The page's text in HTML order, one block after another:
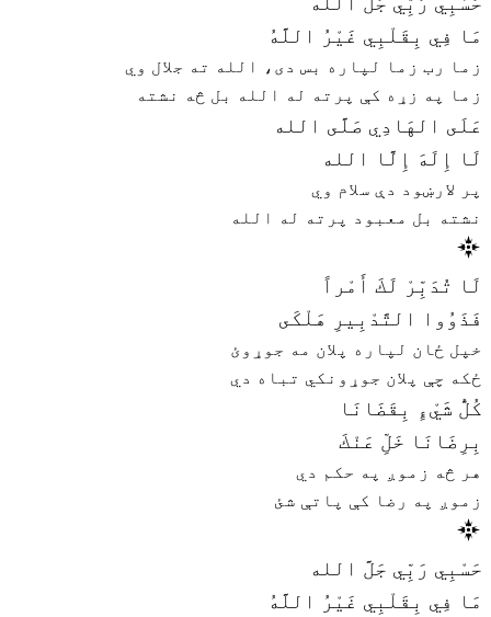
مَا فِي بِقَلْبِي غَيْرُ اللَّهُ
زما رب زما لپاره بس دی، الله ته جلال وي
زما په زړه کې پرته له الله بل څه نشته
عَلَى الهَادِي صَلَّى الله
لَا إِلَهَ إِلَّا الله
پر لارښود دې سلام وي
نشته بل معبود پرته له الله
لَا تُدَبِّرْ لَكَ أَمْراً
فَذَوُوا التَّدْبِيرِ هَلْكَى
خپل ځان لپاره پلان مه جوړوئ
ځکه چې پلان جوړونکي تباه دي
كُلُّ شَيْءٍ بِقَضَانَا
بِرِضَانَا خَلِّ عَنْكَ
هر څه زموږ په حکم دي
زموږ په رضا کې پاتې شئ
حَسْبِي رَبِّي جَلَّ الله
مَا فِي بِقَلْبِي غَيْرُ اللَّهُ